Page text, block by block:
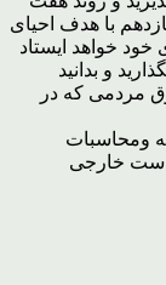
با هدف احیای
خود خواهد ایستاد
و بدانید
مردمی که در